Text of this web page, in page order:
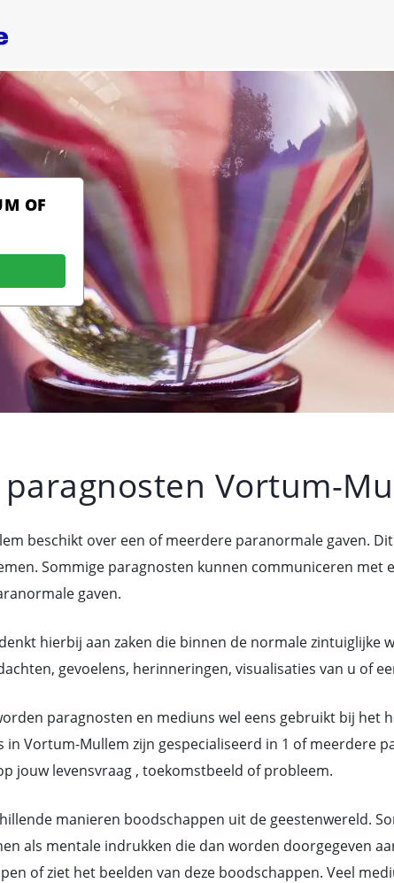
OF
Vortum-
beschikt over een of meerdere paranormale gaven.
Sommige paragnosten kunnen communiceren met
gaven.
hierbij aan zaken die binnen de normale zintuiglijke
gevoelens, herinneringen, visualisaties van u of
paragnosten en mediuns wel eens gebruikt bij het
in Vortum-Mullem zijn gespecialiseerd in 1 of meerdere
jouw levensvraag , toekomstbeeld of probleem.
manieren boodschappen uit de geestenwereld.
als mentale indrukken die dan worden doorgegeven
of ziet het beelden van deze boodschappen. Veel